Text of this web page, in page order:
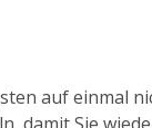
auf einmal